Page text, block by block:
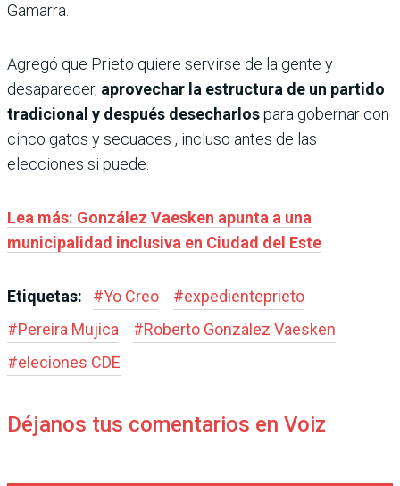
Gamarra.
Agregó que Prieto quiere servirse de la gente y
desaparecer, aprovechar la estructura de un partido
tradicional y después desecharlospara gobernar con
cinco gatos y secuaces , incluso antes de las
elecciones si puede.
Lea más: González Vaesken apunta a una
municipalidad inclusiva en Ciudad del Este
Etiquetas: #Yo Creo #expedienteprieto
#Pereira Mujica #Roberto González Vaesken
#eleciones CDE
Déjanos tus comentarios en Voiz